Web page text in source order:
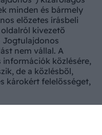
minden és bármely
előzetes írásbeli
kivezető
Jogtulajdonos
nem vállal. A
közlésére,
de a közlésből,
károkért felelősséget,